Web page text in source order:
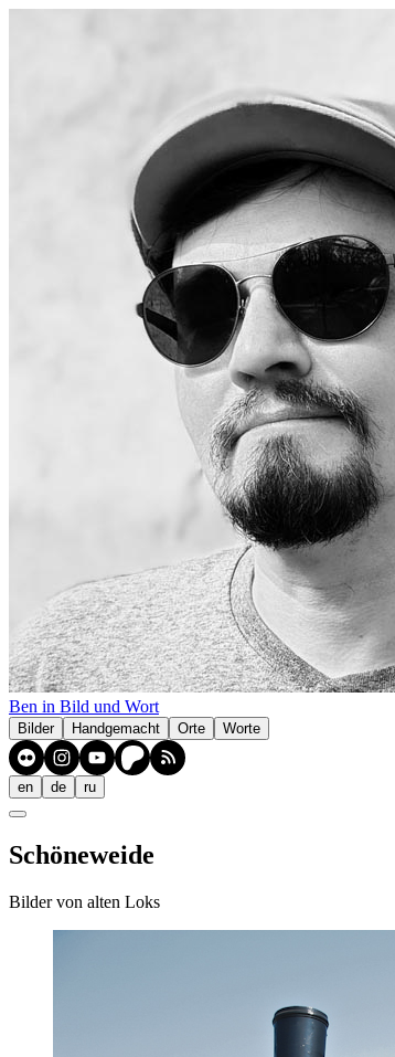
Ben in Bild und Wort
Bilder Handgemacht Orte Worte
en de ru
Schöneweide
Bilder von alten Loks